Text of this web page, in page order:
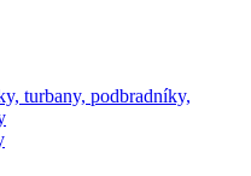
turbany, podbradníky,